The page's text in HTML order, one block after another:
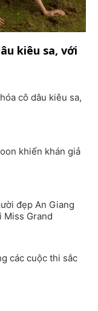
kiêu sa, với
cô dâu kiêu sa,
khiến khán giả
đẹp An Giang
Miss Grand
các cuộc thi sắc